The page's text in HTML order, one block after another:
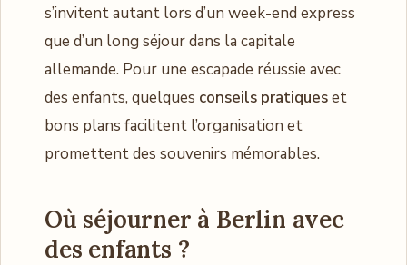
s’invitent autant lors d’un week-end express
que d’un long séjour dans la capitale
allemande. Pour une escapade réussie avec
des enfants, quelques conseils pratiqueset
bons plans facilitent l’organisation et
promettent des souvenirs mémorables.
Où séjourner à Berlin avec
des enfants ?